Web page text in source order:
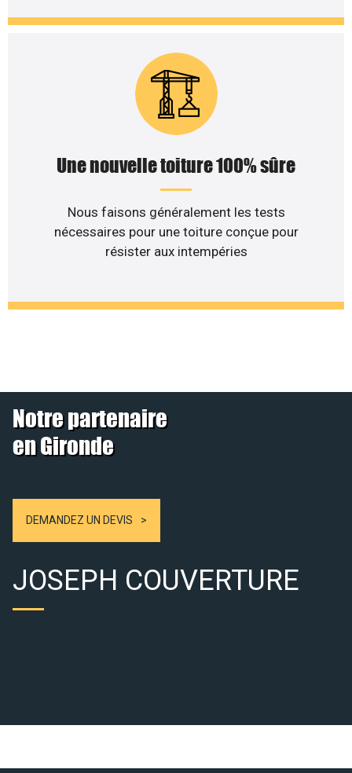
Une nouvelle toiture 100% sûre
Nous faisons généralement les tests
nécessaires pour une toiture conçue pour
résister aux intempéries
Notre partenaire
en Gironde
DEMANDEZ UN DEVIS
JOSEPH COUVERTURE